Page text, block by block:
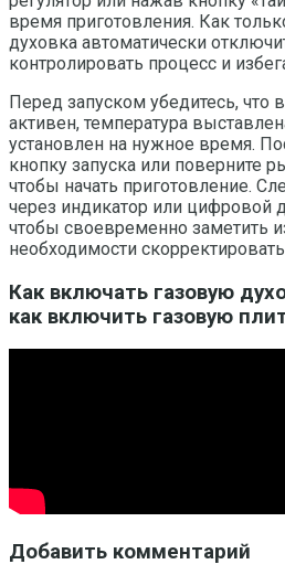
время приготовления. Как
духовка автоматически
контролировать процесс и
Перед запуском убедитесь,
активен, температура
установлен на нужное время.
кнопку запуска или поверните
чтобы начать приготовление.
через индикатор или цифровой
чтобы своевременно заметить
необходимости
Как включать газовую
как включить газовую
Добавить комментарий